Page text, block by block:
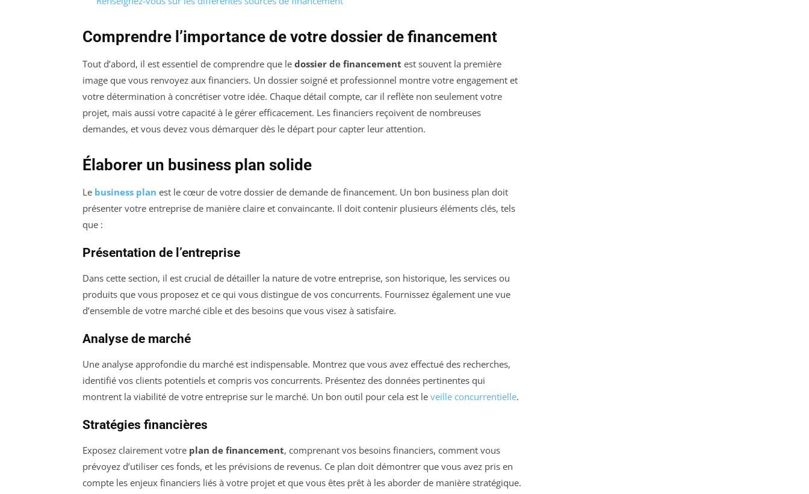
Comprendre l’importance de votre dossier de financement
Tout d’abord, il est essentiel de comprendre que le dossier de financement est souvent la première
image que vous renvoyez aux financiers. Un dossier soigné et professionnel montre votre engagement et
votre détermination à concrétiser votre idée. Chaque détail compte, car il reflète non seulement votre
projet, mais aussi votre capacité à le gérer efficacement. Les financiers reçoivent de nombreuses
demandes, et vous devez vous démarquer dès le départ pour capter leur attention.
Élaborer un business plan solide
Le business plan est le cœur de votre dossier de demande de financement. Un bon business plan doit
présenter votre entreprise de manière claire et convaincante. Il doit contenir plusieurs éléments clés, tels
que :
Présentation de l’entreprise
Dans cette section, il est crucial de détailler la nature de votre entreprise, son historique, les services ou
produits que vous proposez et ce qui vous distingue de vos concurrents. Fournissez également une vue
d’ensemble de votre marché cible et des besoins que vous visez à satisfaire.
Analyse de marché
Une analyse approfondie du marché est indispensable. Montrez que vous avez effectué des recherches,
identifié vos clients potentiels et compris vos concurrents. Présentez des données pertinentes qui
montrent la viabilité de votre entreprise sur le marché. Un bon outil pour cela est le veille concurrentielle.
Stratégies financières
Exposez clairement votre plan de financement, comprenant vos besoins financiers, comment vous
prévoyez d’utiliser ces fonds, et les prévisions de revenus. Ce plan doit démontrer que vous avez pris en
compte les enjeux financiers liés à votre projet et que vous êtes prêt à les aborder de manière stratégique.